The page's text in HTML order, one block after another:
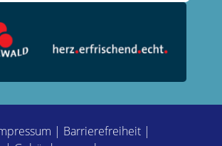
| Barrierefreiheit |